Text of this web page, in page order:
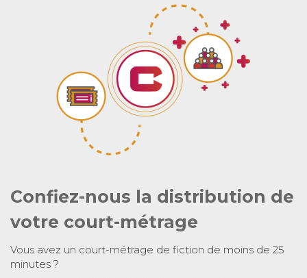
Confiez-nous la distribution de
votre court-métrage
Vous avez un court-métrage de fiction de moins de 25
minutes ?